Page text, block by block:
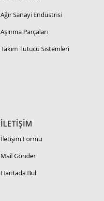
Ağır Sanayi Endüstrisi
Aşınma Parçaları
Takım Tutucu Sistemleri
İLETİŞİM
İletişim Formu
Mail Gönder
Haritada Bul